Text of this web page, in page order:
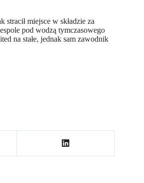
miejsce w składzie za
pod wodzą tymczasowego
na stałe, jednak sam zawodnik